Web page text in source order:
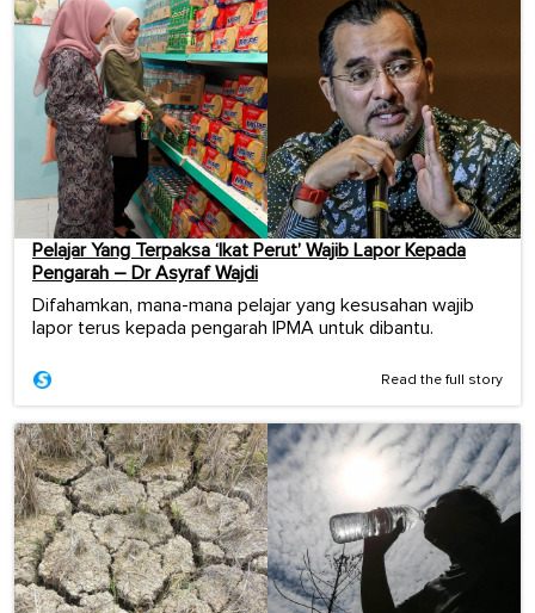
Pelajar Yang Terpaksa ‘Ikat Perut’ Wajib Lapor Kepada
Pengarah – Dr Asyraf Wajdi
Difahamkan, mana-mana pelajar yang kesusahan wajib
lapor terus kepada pengarah IPMA untuk dibantu.
Read the full story